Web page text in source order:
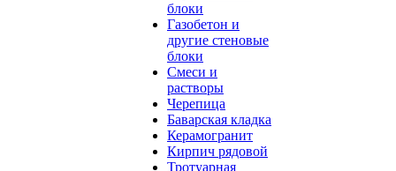
блоки
Газобетон и
другие стеновые
блоки
Смеси и
растворы
Черепица
Баварская кладка
Керамогранит
Кирпич рядовой
Тротуарная